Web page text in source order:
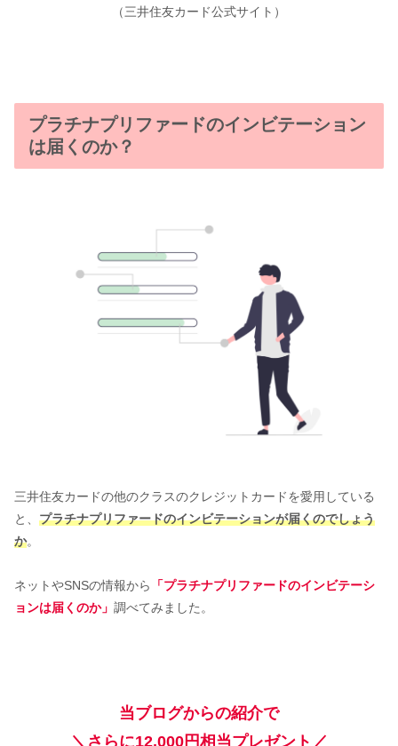
（三井住友カード公式サイト）
プラチナプリファードのインビテーション
は届くのか？
三井住友カードの他のクラスのクレジットカードを愛用している
と、 プラチナプリファードのインビテーションが届くのでしょう
か。
ネットやSNSの情報から
「プラチナプリファードのインビテーシ
ョンは届くのか」 調べてみました。
当ブログからの紹介で
＼さらに12,000円相当プレゼント／